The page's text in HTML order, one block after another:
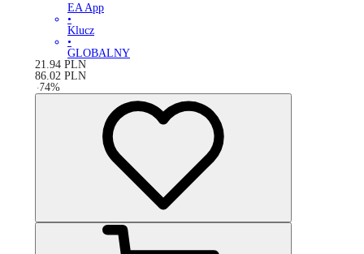
EA App
•
Klucz
•
GLOBALNY
21.94 PLN
86.02 PLN
-74%